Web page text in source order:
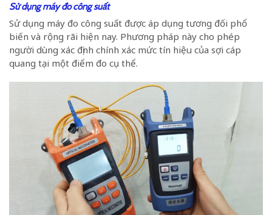
Sử dụng máy đo công suất
Sử dụng máy đo công suất được áp dụng tương đối phổ
biến và rộng rãi hiện nay. Phương pháp này cho phép
người dùng xác định chính xác mức tín hiệu của sợi cáp
quang tại một điểm đo cụ thể.